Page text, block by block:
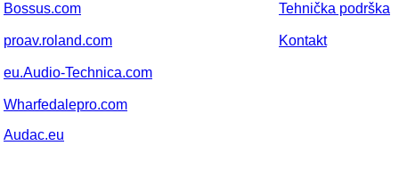
Bossus.com
proav.roland.com
eu.Audio-Technica.com
Wharfedalepro.com
Audac.eu
Tehnička podrška
Kontakt